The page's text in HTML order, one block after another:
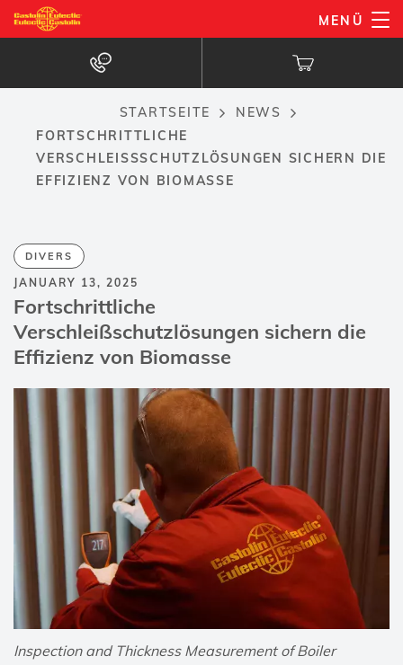
Direkt
zum
MENÜ
Breadcrumb
STARTSEITE
NEWS
FORTSCHRITTLICHE
VERSCHLEISSSCHUTZLÖSUNGEN SICHERN DIE E
FFIZIENZ VON BIOMASSE
DIVERS
JANUARY 13, 2025
Fortschrittliche
Verschleißschutzlösungen sichern die
Effizienz von Biomasse
Inspection and Thickness Measurement of Boiler